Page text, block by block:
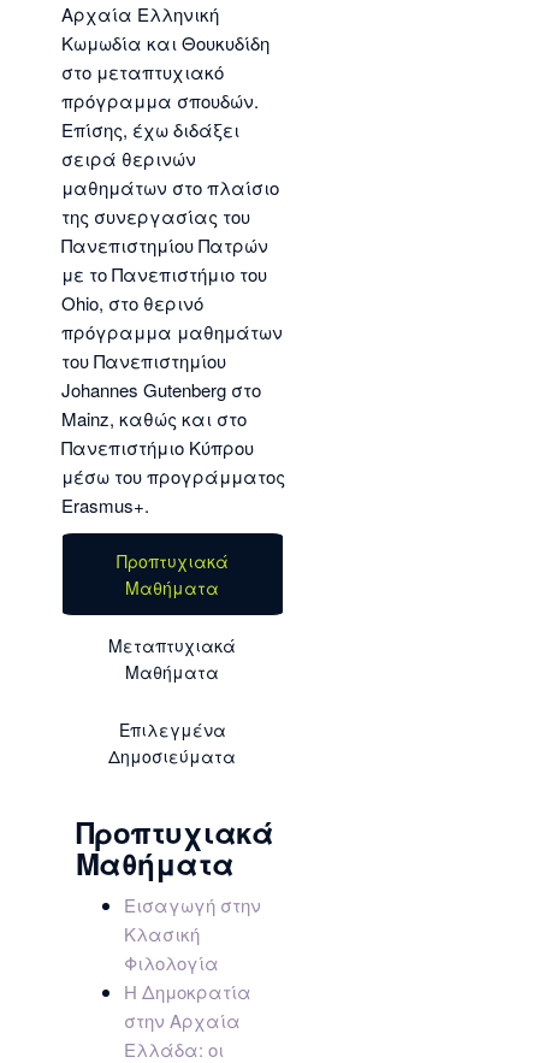
Αρχαία Ελληνική
Κωμωδία και Θουκυδίδη
στο μεταπτυχιακό
πρόγραμμα σπουδών.
Επίσης, έχω διδάξει
σειρά θερινών
μαθημάτων στο πλαίσιο
της συνεργασίας του
Πανεπιστημίου Πατρών
με το Πανεπιστήμιο του
Ohio, στο θερινό
πρόγραμμα μαθημάτων
του Πανεπιστημίου
Johannes Gutenberg στο
Mainz, καθώς και στο
Πανεπιστήμιο Κύπρου
μέσω του προγράμματος
Erasmus+.
Προπτυχιακά
Μαθήματα
Μεταπτυχιακά
Μαθήματα
Επιλεγμένα
Δημοσιεύματα
Προπτυχιακά
Μαθήματα
Εισαγωγή στην
Κλασική
Φιλολογία
Η Δημοκρατία
στην Αρχαία
Ελλάδα: οι